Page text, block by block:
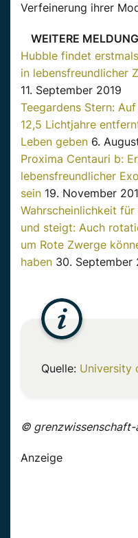
Verfeinerung ihrer
WEITERE
Hubble findet
in lebensfreundlicher
11. September 2019
Teegardens Stern:
12,5 Lichtjahre
Leben geben 6.
Proxima Centauri b:
lebensfreundlicher
sein 19. November
Wahrscheinlichkeit
und steigt: Auch
um Rote Zwerge
haben 30. September
Quelle: University
© grenzwissenschaft-
Anzeige